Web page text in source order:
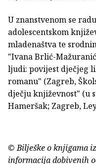
U znanstvenom se
adolescentskom
mladenaštva te
"Ivana Brlić-
ljudi: povijest dječjeg
romanu" (Zagreb,
dječju književnost" (u
Hameršak; Zagreb,
© Bilješke o knjigama
informacija dobivenih